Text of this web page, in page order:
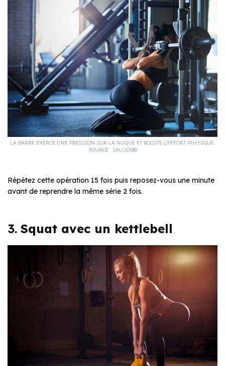
LA BARRE EXERCE UNE PRESSION SUR LA NUQUE ET BOOSTE L’EFFORT PHYSIQUE.
SOURCE : SALUD180
Répétez cette opération 15 fois puis reposez-vous une minute
avant de reprendre la même série 2 fois.
3. Squat avec un kettlebell